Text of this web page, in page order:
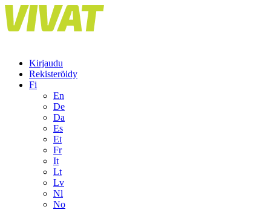
Skip
to
content
Kirjaudu
Rekisteröidy
Fi
En
De
Da
Es
Et
Fr
It
Lt
Lv
Nl
No